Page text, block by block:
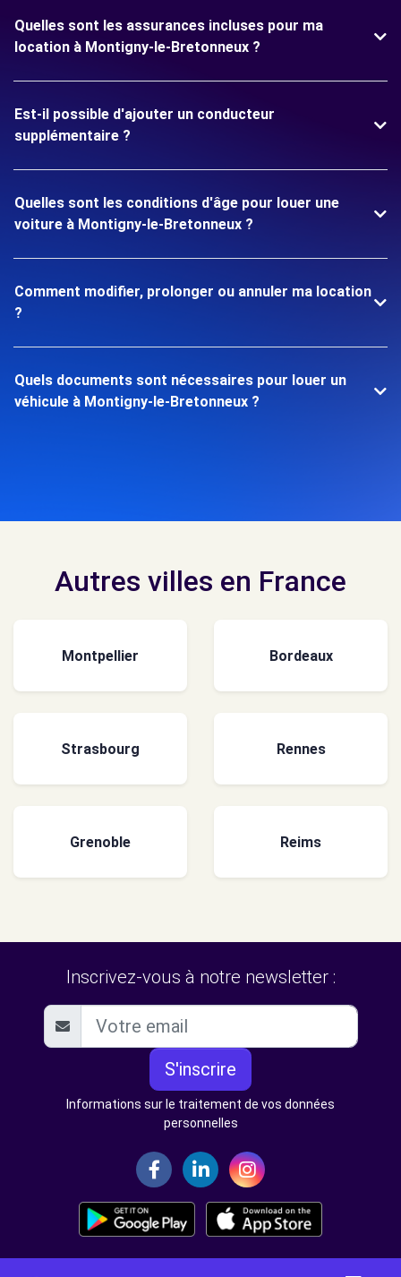
Quelles sont les assurances incluses pour ma
location à Montigny-le-Bretonneux ?
Est-il possible d'ajouter un conducteur
supplémentaire ?
Quelles sont les conditions d'âge pour louer une
voiture à Montigny-le-Bretonneux ?
Comment modifier, prolonger ou annuler ma location
?
Quels documents sont nécessaires pour louer un
véhicule à Montigny-le-Bretonneux ?
Autres villes en France
Montpellier Bordeaux
Strasbourg Rennes
Grenoble Reims
Inscrivez-vous à notre newsletter :
S'inscrire
Informations sur le traitement de vos données
personnelles